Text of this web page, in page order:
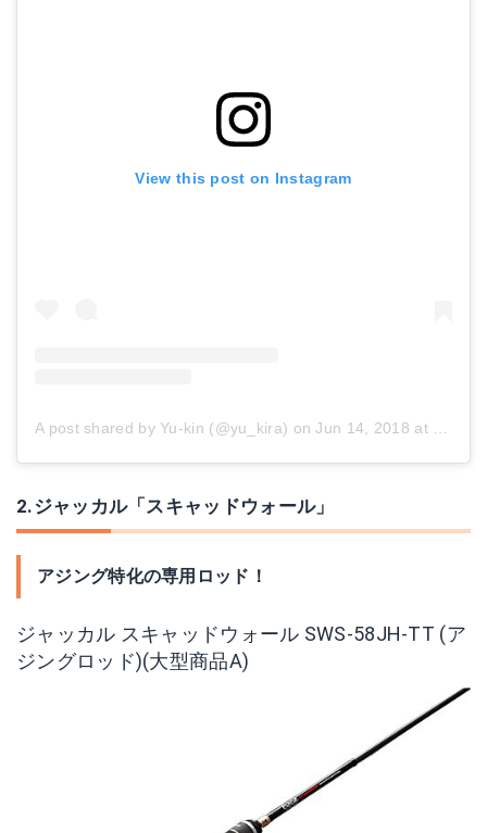
View this post on Instagram
A post shared by Yu-kin (@yu_kira) onJun 14, 2018 at 2:11am PDT
2.ジャッカル「スキャッドウォール」
アジング特化の専用ロッド！
ジャッカル スキャッドウォール SWS-58JH-TT (ア
ジングロッド)(大型商品A)